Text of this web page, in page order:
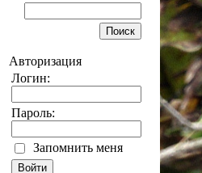
Авторизация
Логин:
Пароль:
Запомнить меня